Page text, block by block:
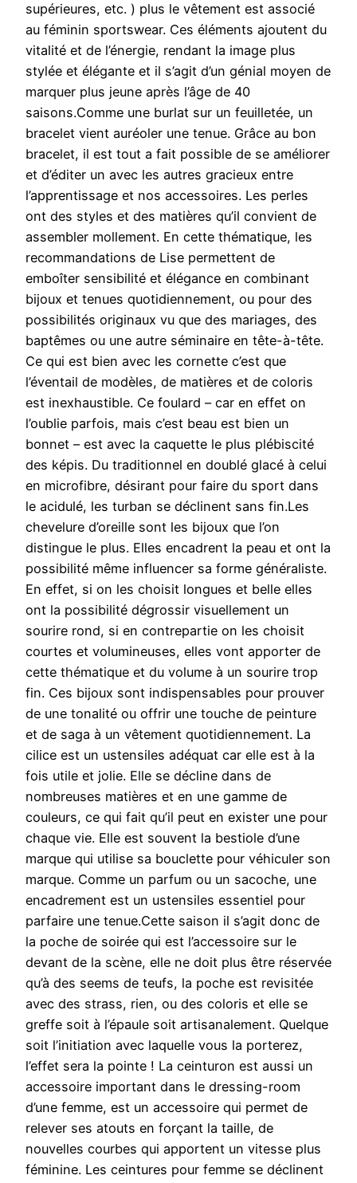
supérieures, etc. ) plus le vêtement est associé
au féminin sportswear. Ces éléments ajoutent du
vitalité et de l’énergie, rendant la image plus
stylée et élégante et il s’agit d’un génial moyen de
marquer plus jeune après l’âge de 40
saisons.Comme une burlat sur un feuilletée, un
bracelet vient auréoler une tenue. Grâce au bon
bracelet, il est tout a fait possible de se améliorer
et d’éditer un avec les autres gracieux entre
l’apprentissage et nos accessoires. Les perles
ont des styles et des matières qu’il convient de
assembler mollement. En cette thématique, les
recommandations de Lise permettent de
emboîter sensibilité et élégance en combinant
bijoux et tenues quotidiennement, ou pour des
possibilités originaux vu que des mariages, des
baptêmes ou une autre séminaire en tête-à-tête.
Ce qui est bien avec les cornette c’est que
l’éventail de modèles, de matières et de coloris
est inexhaustible. Ce foulard – car en effet on
l’oublie parfois, mais c’est beau est bien un
bonnet – est avec la caquette le plus plébiscité
des képis. Du traditionnel en doublé glacé à celui
en microfibre, désirant pour faire du sport dans
le acidulé, les turban se déclinent sans fin.Les
chevelure d’oreille sont les bijoux que l’on
distingue le plus. Elles encadrent la peau et ont la
possibilité même influencer sa forme généraliste.
En effet, si on les choisit longues et belle elles
ont la possibilité dégrossir visuellement un
sourire rond, si en contrepartie on les choisit
courtes et volumineuses, elles vont apporter de
cette thématique et du volume à un sourire trop
fin. Ces bijoux sont indispensables pour prouver
de une tonalité ou offrir une touche de peinture
et de saga à un vêtement quotidiennement. La
cilice est un ustensiles adéquat car elle est à la
fois utile et jolie. Elle se décline dans de
nombreuses matières et en une gamme de
couleurs, ce qui fait qu’il peut en exister une pour
chaque vie. Elle est souvent la bestiole d’une
marque qui utilise sa bouclette pour véhiculer son
marque. Comme un parfum ou un sacoche, une
encadrement est un ustensiles essentiel pour
parfaire une tenue.Cette saison il s’agit donc de
la poche de soirée qui est l’accessoire sur le
devant de la scène, elle ne doit plus être réservée
qu’à des seems de teufs, la poche est revisitée
avec des strass, rien, ou des coloris et elle se
greffe soit à l’épaule soit artisanalement. Quelque
soit l’initiation avec laquelle vous la porterez,
l’effet sera la pointe ! La ceinturon est aussi un
accessoire important dans le dressing-room
d’une femme, est un accessoire qui permet de
relever ses atouts en forçant la taille, de
nouvelles courbes qui apportent un vitesse plus
féminine. Les ceintures pour femme se déclinent